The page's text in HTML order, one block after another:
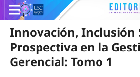
Innovación, Inclusión
Prospectiva en la
Gerencial: Tomo 1